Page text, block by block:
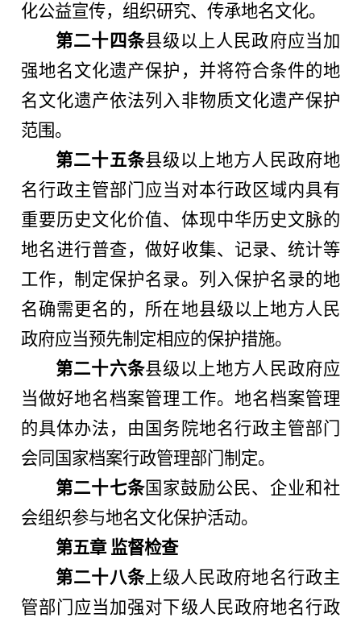
化公益宣传，组织研究、传承地名文化。
第二十四条县级以上人民政府应当加
强地名文化遗产保护，并将符合条件的地
名文化遗产依法列入非物质文化遗产保护
范围。
第二十五条县级以上地方人民政府地
名行政主管部门应当对本行政区域内具有
重要历史文化价值、体现中华历史文脉的
地名进行普查，做好收集、记录、统计等
工作，制定保护名录。列入保护名录的地
名确需更名的，所在地县级以上地方人民
政府应当预先制定相应的保护措施。
第二十六条县级以上地方人民政府应
当做好地名档案管理工作。地名档案管理
的具体办法，由国务院地名行政主管部门
会同国家档案行政管理部门制定。
第二十七条国家鼓励公民、企业和社
会组织参与地名文化保护活动。
第五章 监督检查
第二十八条上级人民政府地名行政主
管部门应当加强对下级人民政府地名行政